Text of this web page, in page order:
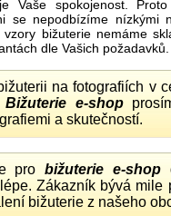
Vaše spokojenost.
se nepodbízíme nízkými
vzory bižuterie nemáme
dle Vašich požadavků.
na fotografiích v
Bižuterie e-shop
a skutečností.
probižuterie e-shop
Zákazník bývá mile
bižuterie z našeho